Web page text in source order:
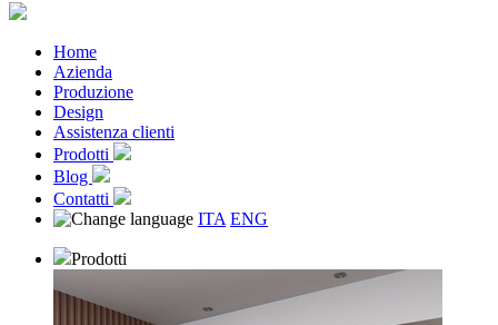
Home
Azienda
Produzione
Design
Assistenza clienti
Prodotti
Blog
Contatti
ITA ENG
Prodotti